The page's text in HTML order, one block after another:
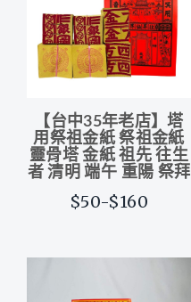
【台中35年老店】塔
用祭祖金紙 祭祖金紙
靈骨塔 金紙 祖先 往生
者 清明 端午 重陽 祭拜
$50-$160